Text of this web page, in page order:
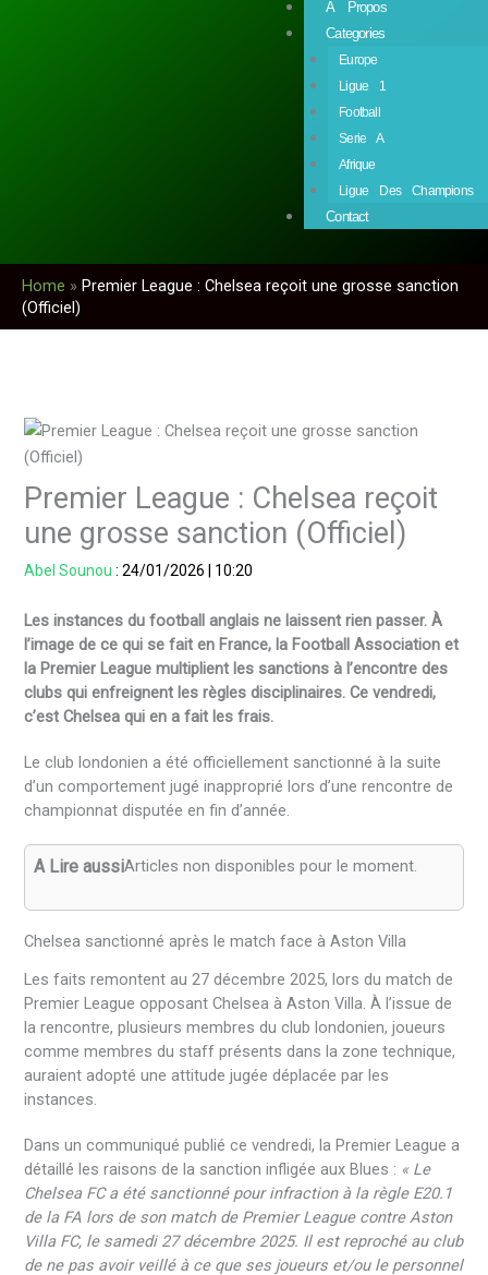
À Propos
Categories
Europe
Ligue 1
Football
Serie A
Afrique
Ligue Des Champions
Contact
Home » Premier League : Chelsea reçoit une grosse sanction
(Officiel)
Premier League : Chelsea reçoit
une grosse sanction (Officiel)
Abel Sounou :24/01/2026 10:20
Les instances du football anglais ne laissent rien passer. À
l’image de ce qui se fait en France, la Football Association et
la Premier League multiplient les sanctions à l’encontre des
clubs qui enfreignent les règles disciplinaires. Ce vendredi,
c’est Chelsea qui en a fait les frais.
Le club londonien a été officiellement sanctionné à la suite
d’un comportement jugé inapproprié lors d’une rencontre de
championnat disputée en fin d’année.
A Lire aussiArticles non disponibles pour le moment.
Chelsea sanctionné après le match face à Aston Villa
Les faits remontent au 27 décembre 2025, lors du match de
Premier League opposant Chelsea à Aston Villa. À l’issue de
la rencontre, plusieurs membres du club londonien, joueurs
comme membres du staff présents dans la zone technique,
auraient adopté une attitude jugée déplacée par les
instances.
Dans un communiqué publié ce vendredi, la Premier League a
détaillé les raisons de la sanction infligée aux Blues : « Le
Chelsea FC a été sanctionné pour infraction à la règle E20.1
de la FA lors de son match de Premier League contre Aston
Villa FC, le samedi 27 décembre 2025. Il est reproché au club
de ne pas avoir veillé à ce que ses joueurs et/ou le personnel